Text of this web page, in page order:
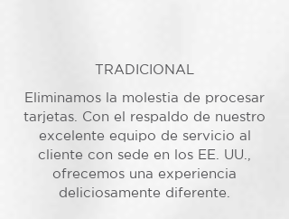
TRADICIONAL
Eliminamos la molestia de procesar
tarjetas. Con el respaldo de nuestro
excelente equipo de servicio al
cliente con sede en los EE. UU.,
ofrecemos una experiencia
deliciosamente diferente.